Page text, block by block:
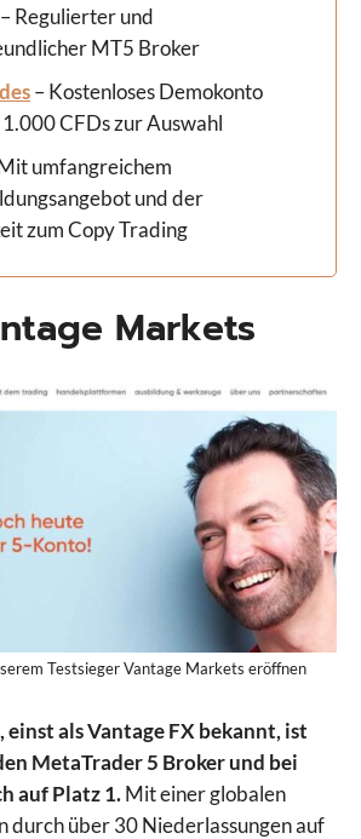
– Regulierter und
MT5 Broker
– Kostenloses Demokonto
CFDs zur Auswahl
umfangreichem
und der
zum Copy Trading
Markets
Testsieger Vantage Markets eröffnen
einst als Vantage FX bekannt, ist
MetaTrader 5 Broker und bei
auf Platz 1.Mit einer globalen
durch über 30 Niederlassungen auf